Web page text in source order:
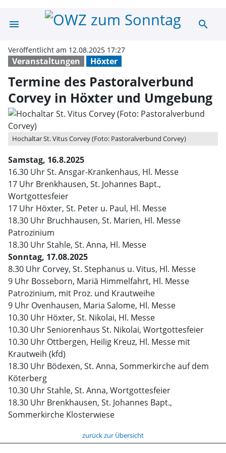
menu Termine des
search
Veranstaltungen Höxter
Veröffentlicht am 12.08.2025 17:27
Termine des Pastoralverbund
Corvey in Höxter und Umgebung
Hochaltar St. Vitus Corvey (Foto: Pastoralverbund Corvey)
Samstag, 16.8.2025
16.30 Uhr St. Ansgar-Krankenhaus, Hl. Messe
17 Uhr Brenkhausen, St. Johannes Bapt.,
Wortgottesfeier
17 Uhr Höxter, St. Peter u. Paul, Hl. Messe
18.30 Uhr Bruchhausen, St. Marien, Hl. Messe
Patrozinium
18.30 Uhr Stahle, St. Anna, Hl. Messe
Sonntag, 17.08.2025
8.30 Uhr Corvey, St. Stephanus u. Vitus, Hl. Messe
9 Uhr Bosseborn, Mariä Himmelfahrt, Hl. Messe
Patrozinium, mit Proz. und Krautweihe
9 Uhr Ovenhausen, Maria Salome, Hl. Messe
10.30 Uhr Höxter, St. Nikolai, Hl. Messe
10.30 Uhr Seniorenhaus St. Nikolai, Wortgottesfeier
10.30 Uhr Ottbergen, Heilig Kreuz, Hl. Messe mit
Krautweih (kfd)
18.30 Uhr Bödexen, St. Anna, Sommerkirche auf dem
Köterberg
10.30 Uhr Stahle, St. Anna, Wortgottesfeier
18.30 Uhr Brenkhausen, St. Johannes Bapt.,
Sommerkirche Klosterwiese
zurück zur Übersicht